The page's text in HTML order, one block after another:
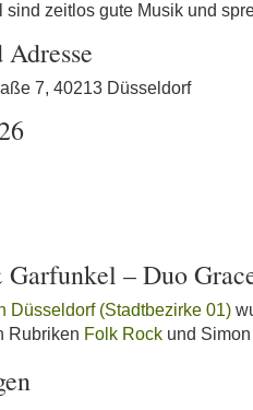
sind zeitlos gute Musik und
7, 40213 Düsseldorf
– Duo
Düsseldorf (Stadtbezirke 01)
Rubriken Folk Rock und